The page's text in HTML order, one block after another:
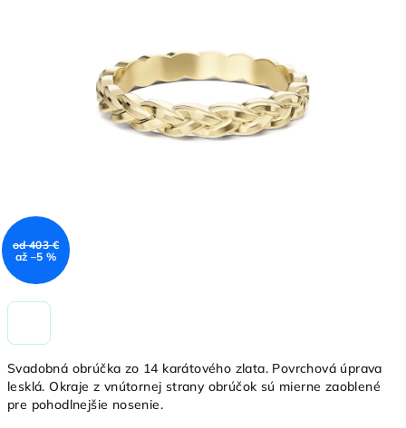
Svadobná obrúčka zo 14 karátového zlata. Povrchová úprava
lesklá. Okraje z vnútornej strany obrúčok sú mierne zaoblené
pre pohodlnejšie nosenie.
od 403 €
až –5 %